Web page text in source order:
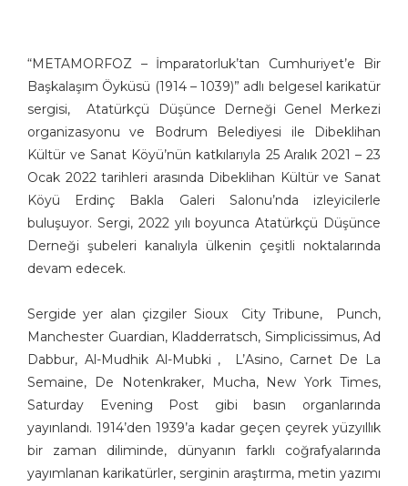
“METAMORFOZ – İmparatorluk’tan Cumhuriyet’e Bir
Başkalaşım Öyküsü (1914 – 1039)” adlı belgesel karikatür
sergisi, Atatürkçü Düşünce Derneği Genel Merkezi
organizasyonu ve Bodrum Belediyesi ile Dibeklihan
Kültür ve Sanat Köyü’nün katkılarıyla 25 Aralık 2021 – 23
Ocak 2022 tarihleri arasında Dibeklihan Kültür ve Sanat
Köyü Erdinç Bakla Galeri Salonu’nda izleyicilerle
buluşuyor. Sergi, 2022 yılı boyunca Atatürkçü Düşünce
Derneği şubeleri kanalıyla ülkenin çeşitli noktalarında
devam edecek.
Sergide yer alan çizgiler Sioux City Tribune, Punch,
Manchester Guardian, Kladderratsch, Simplicissimus, Ad
Dabbur, Al-Mudhik Al-Mubki , L’Asino, Carnet De La
Semaine, De Notenkraker, Mucha, New York Times,
Saturday Evening Post gibi basın organlarında
yayınlandı. 1914’den 1939’a kadar geçen çeyrek yüzyıllık
bir zaman diliminde, dünyanın farklı coğrafyalarında
yayımlanan karikatürler, serginin araştırma, metin yazımı